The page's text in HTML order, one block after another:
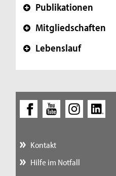
+ Publikationen
+ Mitgliedschaften
+ Lebenslauf
Kontakt
Hilfe im Notfall